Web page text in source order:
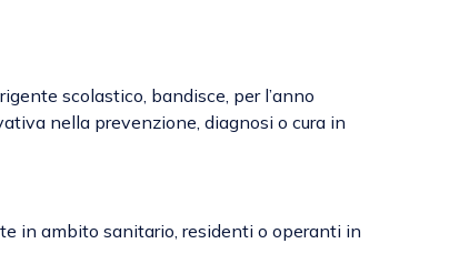
scolastico, bandisce, per l’anno
nella prevenzione, diagnosi o cura in
in ambito sanitario, residenti o operanti in